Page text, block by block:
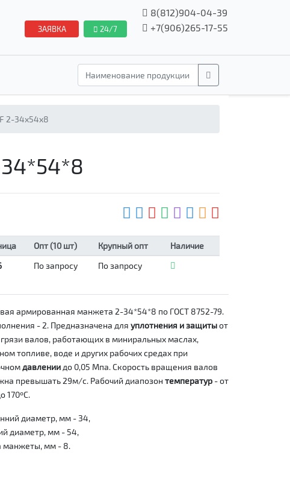
ЗАЯВКА 24/7
8(812)904-04-39
+7(906)265-17-55
2-34x54x8
Опт (10 шт) Крупный опт
Наличие
По запросу По запросу
армированная манжета 2-34*54*8 по ГОСТ 8752-79.
- 2. Предназначена для уплотнения и защитыот
валов, работающих в миниральных маслах,
топливе, воде и других рабочих средах при
давлениидо 0,05 Мпа. Скорость вращения валов
превышать 29м/с. Рабочий диапозон температур- от
170ºС.
диаметр, мм - 34,
диаметр, мм - 54,
манжеты, мм - 8.